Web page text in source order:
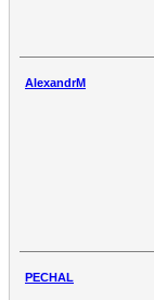
AlexandrM
PECHAL